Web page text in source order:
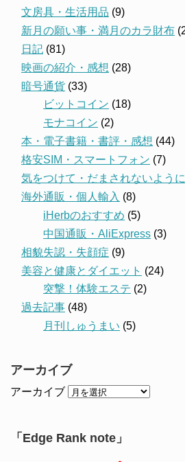
文房具・生活用品 (9)
新月の願い事・満月のカラ財布
日記 (81)
映画の紹介・感想 (28)
暗号通貨 (33)
ビットコイン (18)
モナコイン (2)
本・電子書籍・書評・感想 (44)
格安SIM・スマートフォン (7)
気をつけて・だまされないように
海外通販・個人輸入 (8)
iHerbのおすすめ (5)
中国通販・AliExpress (3)
相貌失認・失顔症 (9)
美容と健康とダイエット (24)
突撃！体験エステ (2)
過去記事 (48)
月刊しゅうまい (5)
アーカイブ
アーカイブ
「Edge Rank note」